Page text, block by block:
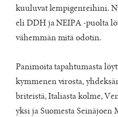
kuuluvat lempigenreihini.
eli DDH ja NEIPA -puolta
vähemmän mitä odotin.
Panimoita tapahtumasta
kymmenen virosta,
briteistä, Italiasta kolme,
yksi ja Suomesta Seinäjoen